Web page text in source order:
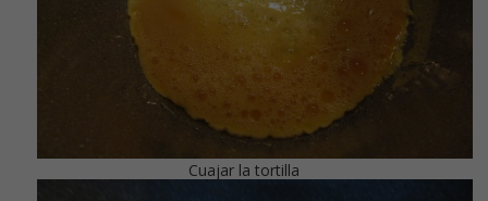
Cuajar la tortilla